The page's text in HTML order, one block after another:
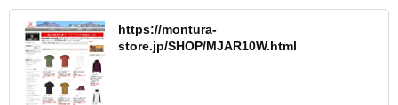
https://montura-
store.jp/SHOP/MJAR10W.html